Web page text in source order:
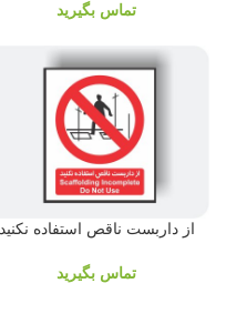
تماس بگیرید
از داربست ناقص استفاده نکنید
تماس بگیرید